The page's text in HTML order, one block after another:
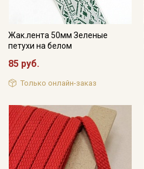
Жак.лента 50мм Зеленые
петухи на белом
85 руб.
Только онлайн-заказ